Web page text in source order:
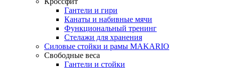
Гантели и гири
Канаты и набивные мячи
Функциональный тренинг
Стелажи для хранения
Силовые стойки и рамы MAKARIO
Свободные веса
Гантели и стойки